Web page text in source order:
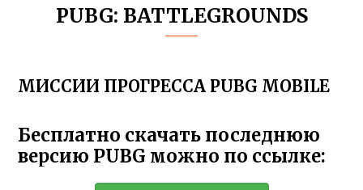
PUBG: BATTLEGROUNDS
МИССИИ ПРОГРЕССА PUBG MOBILE
Бесплатно скачать последнюю
версию PUBG можно по ссылке: